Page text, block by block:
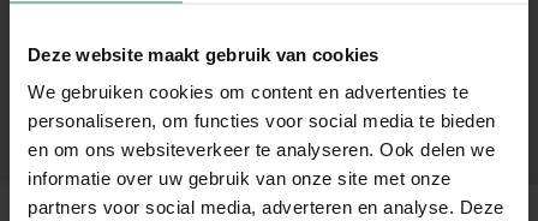
Deze website maakt gebruik van cookies
We gebruiken cookies om content en advertenties te
personaliseren, om functies voor social media te bieden
en om ons websiteverkeer te analyseren. Ook delen we
informatie over uw gebruik van onze site met onze
partners voor social media, adverteren en analyse. Deze
– Bouw je eigen raket en speel er vervolgens mee
– Perfect voor buiten spelen
– Navulling van de zeepoplossing is beschikbaar
Speel en Experimenteer met de Bubble Raket
Deze raket biedt kinderen vanaf 3 jaar een geweldige
manier om buiten te spelen en hun fantasie te gebruiken.
Productnummer|
02260
Deel dit product